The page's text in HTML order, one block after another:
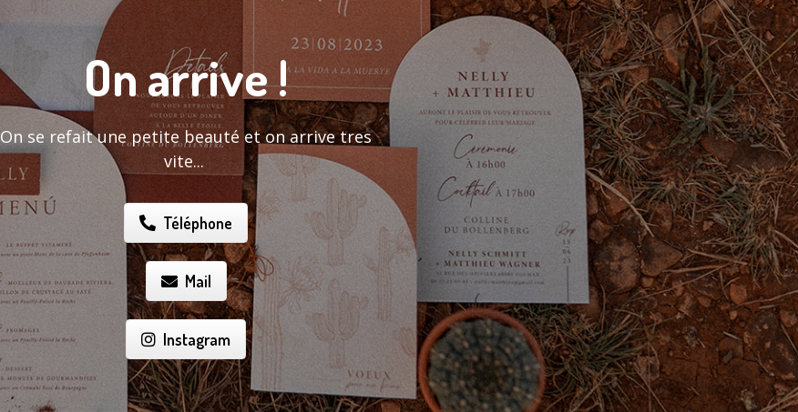
On arrive !
On se refait une petite beauté et on arrive tres
vite...
Téléphone
Mail
Instagram